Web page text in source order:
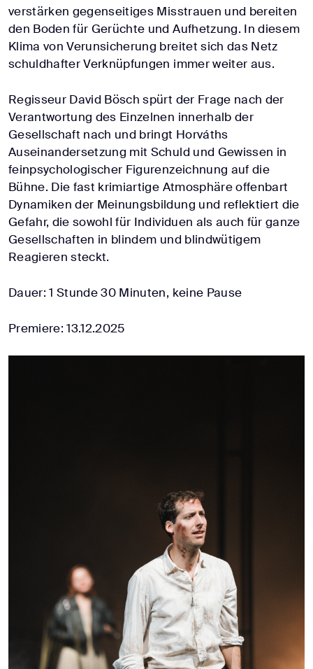
verstärken gegenseitiges Misstrauen und bereiten
den Boden für Gerüchte und Aufhetzung. In diesem
Klima von Verunsicherung breitet sich das Netz
schuldhafter Verknüpfungen immer weiter aus.
Regisseur David Bösch spürt der Frage nach der
Verantwortung des Einzelnen innerhalb der
Gesellschaft nach und bringt Horváths
Auseinandersetzung mit Schuld und Gewissen in
feinpsychologischer Figurenzeichnung auf die
Bühne. Die fast krimiartige Atmosphäre offenbart
Dynamiken der Meinungsbildung und reflektiert die
Gefahr, die sowohl für Individuen als auch für ganze
Gesellschaften in blindem und blindwütigem
Reagieren steckt.
Dauer: 1 Stunde 30 Minuten, keine Pause
Premiere: 13.12.2025